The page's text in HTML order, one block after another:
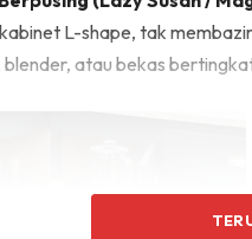
L-shape, tak
atau bekas